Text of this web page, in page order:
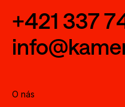
+421 337
O nás